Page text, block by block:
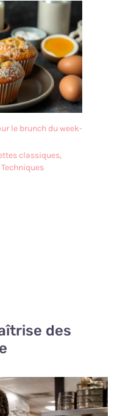
le brunch du week-
classiques,
Techniques
des